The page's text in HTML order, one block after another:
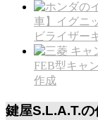
車】イグニ
ビライザー
FEB型キャ
作成
鍵屋S.L.A.T.